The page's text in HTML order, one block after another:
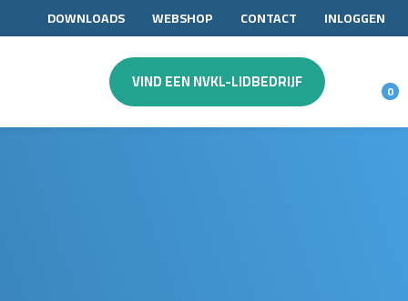
DOWNLOADS WEBSHOP CONTACT INLOGGEN
VIND EEN NVKL-LIDBEDRIJF 0